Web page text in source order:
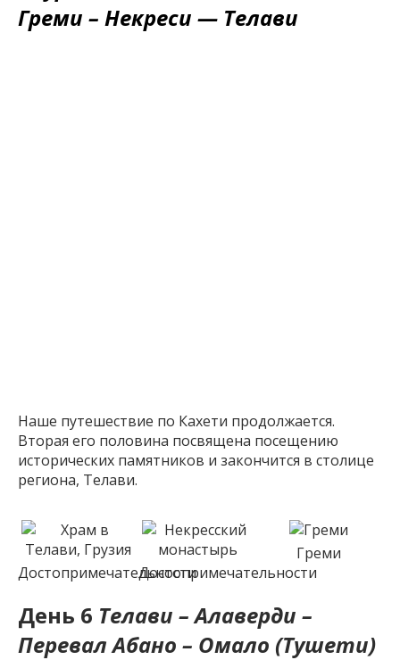
Греми – Некреси — Телави
Наше путешествие по Кахети продолжается.
Вторая его половина посвящена посещению
исторических памятников и закончится в столице
региона, Телави.
ДостопримечательностиДостопримечательности
Греми
День 6 Телави – Алаверди –
Перевал Абано – Омало (Тушети)